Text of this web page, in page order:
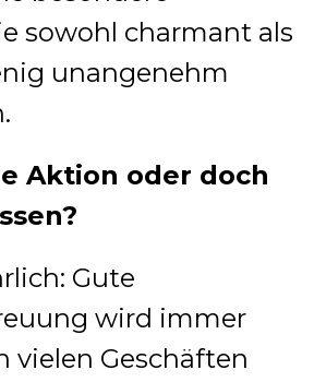
sowohl charmant als
unangenehm
Aktion oder doch
Gute
wird immer
vielen Geschäften